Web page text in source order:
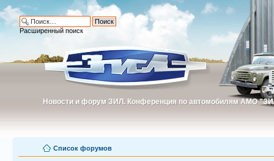
Новости и форум ЗИЛ. Конференция по автомобилям АМО
Новости и форум ЗИЛ. Конференция по автомобилям АМО
Расширенный поиск
Список форумов